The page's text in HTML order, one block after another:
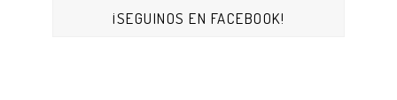
¡SEGUINOS EN FACEBOOK!